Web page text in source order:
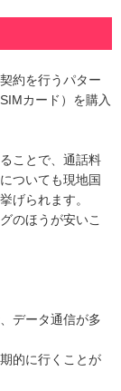
約を行うパター
カード）を購入
ことで、通話料
ついても現地国
げられます。
のほうが安いこ
データ通信が多
的に行くことが